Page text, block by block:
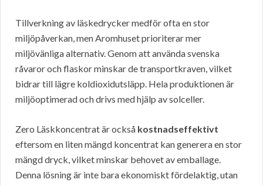
Tillverkning av läskedrycker medför ofta en stor
miljöpåverkan, men Aromhuset prioriterar mer
miljövänliga alternativ. Genom att använda svenska
råvaror och flaskor minskar de transportkraven, vilket
bidrar till lägre koldioxidutsläpp. Hela produktionen är
miljöoptimerad och drivs med hjälp av solceller.
Zero Läskkoncentrat är också kostnadseffektivt
eftersom en liten mängd koncentrat kan generera en stor
mängd dryck, vilket minskar behovet av emballage.
Denna lösning är inte bara ekonomiskt fördelaktig, utan